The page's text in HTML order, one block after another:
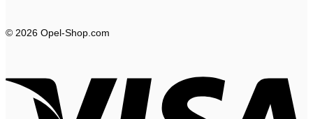
© 2026 Opel-Shop.com